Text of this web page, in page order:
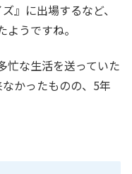
』に出場するなど、
うですね。
忙な生活を送っていた
かったものの、5年